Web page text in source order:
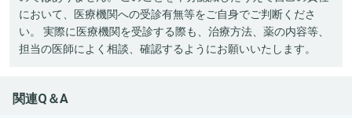
において、医療機関への受診有無等をご自身でご判断くださ
い。 実際に医療機関を受診する際も、治療方法、薬の内容等、
担当の医師によく相談、確認するようにお願いいたします。
関連Q＆A